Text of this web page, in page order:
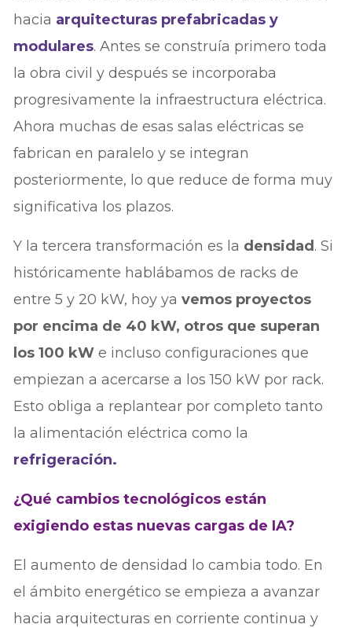
hacia arquitecturas prefabricadas y
modulares. Antes se construía primero toda
la obra civil y después se incorporaba
progresivamente la infraestructura eléctrica.
Ahora muchas de esas salas eléctricas se
fabrican en paralelo y se integran
posteriormente, lo que reduce de forma muy
significativa los plazos.
Y la tercera transformación es la densidad . Si
históricamente hablábamos de racks de
entre 5 y 20 kW, hoy yavemos proyectos
por encima de 40 kW, otros que superan
los 100 kW e incluso configuraciones que
empiezan a acercarse a los 150 kW por rack.
Esto obliga a replantear por completo tanto
la alimentación eléctrica como la
refrigeración.
¿Qué cambios tecnológicos están
exigiendo estas nuevas cargas de IA?
El aumento de densidad lo cambia todo. En
el ámbito energético se empieza a avanzar
hacia arquitecturas en corriente continua y